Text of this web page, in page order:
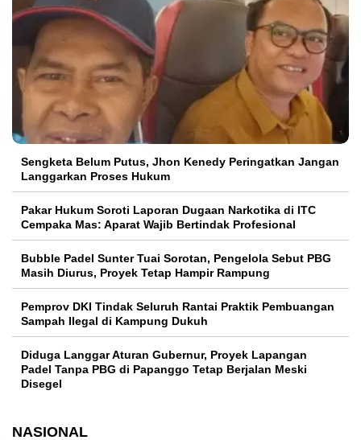
Sengketa Belum Putus, Jhon Kenedy Peringatkan Jangan
Langgarkan Proses Hukum
Pakar Hukum Soroti Laporan Dugaan Narkotika di ITC
Cempaka Mas: Aparat Wajib Bertindak Profesional
Bubble Padel Sunter Tuai Sorotan, Pengelola Sebut PBG
Masih Diurus, Proyek Tetap Hampir Rampung
Pemprov DKI Tindak Seluruh Rantai Praktik Pembuangan
Sampah Ilegal di Kampung Dukuh
Diduga Langgar Aturan Gubernur, Proyek Lapangan
Padel Tanpa PBG di Papanggo Tetap Berjalan Meski
Disegel
NASIONAL